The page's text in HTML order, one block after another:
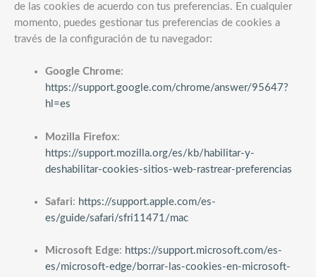
de las cookies de acuerdo con tus preferencias. En cualquier
momento, puedes gestionar tus preferencias de cookies a
través de la configuración de tu navegador:
Google Chrome:
https://support.google.com/chrome/answer/95647?
hl=es
Mozilla Firefox:
https://support.mozilla.org/es/kb/habilitar-y-
deshabilitar-cookies-sitios-web-rastrear-preferencias
Safari: https://support.apple.com/es-
es/guide/safari/sfri11471/mac
Microsoft Edge: https://support.microsoft.com/es-
es/microsoft-edge/borrar-las-cookies-en-microsoft-